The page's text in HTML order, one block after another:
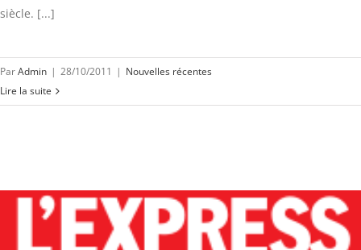
siècle. [...]
ParAdmin | 28/10/2011 | Nouvelles récentes
Lire la suite